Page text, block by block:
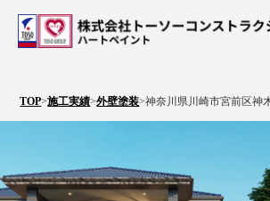
TOP>施工実績>外壁塗装>神奈川県川崎市宮前区